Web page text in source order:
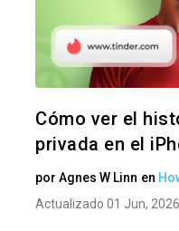
Cómo ver el
privada en el
por Agnes W Linn en
Actualizado 01 Jun, 2026